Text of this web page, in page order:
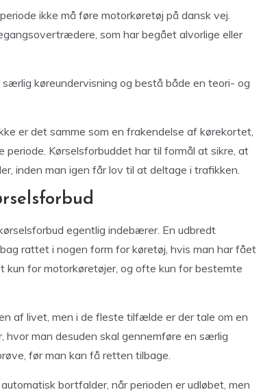
ikke må føre motorkøretøj på dansk vej.
som har begået alvorlige eller
køreundervisning og bestå både en teori- og
er det samme som en frakendelse af kørekortet,
Kørselsforbuddet har til formål at sikre, at
inden man igen får lov til at deltage i trafikken.
egentlig indebærer. En udbredt
rattet i nogen form for køretøj, hvis man har fået
for motorkøretøjer, og ofte kun for bestemte
af livet, men i de fleste tilfælde er der tale om en
man desuden skal gennemføre en særlig
før man kan få retten tilbage.
bortfalder, når perioden er udløbet, men